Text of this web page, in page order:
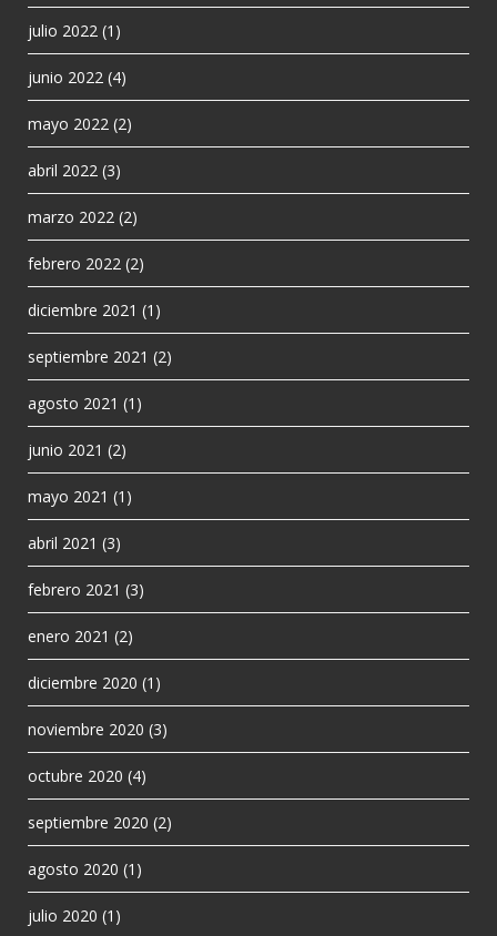
julio 2022 (1)
junio 2022 (4)
mayo 2022 (2)
abril 2022 (3)
marzo 2022 (2)
febrero 2022 (2)
diciembre 2021 (1)
septiembre 2021 (2)
agosto 2021 (1)
junio 2021 (2)
mayo 2021 (1)
abril 2021 (3)
febrero 2021 (3)
enero 2021 (2)
diciembre 2020 (1)
noviembre 2020 (3)
octubre 2020 (4)
septiembre 2020 (2)
agosto 2020 (1)
julio 2020 (1)